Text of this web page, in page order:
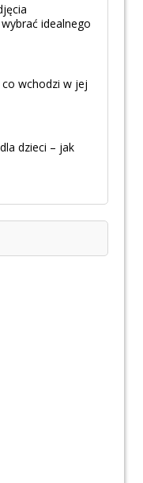
idealnego
wchodzi w jej
dzieci – jak